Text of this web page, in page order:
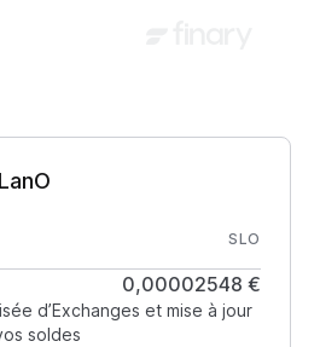
SLO
0,00002548 €
d’Exchanges et mise à jour
soldes